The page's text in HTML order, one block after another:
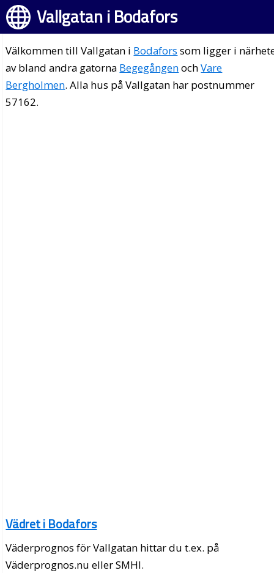
Vallgatan i Bodafors
Välkommen till Vallgatan i Bodafors som ligger i
av bland andra gatorna BegegångenochVare
Bergholmen. Alla hus på Vallgatan har postnummer
57162.
Vädret i Bodafors
Väderprognos för Vallgatan hittar du t.ex. på
Väderprognos.nu eller SMHI.